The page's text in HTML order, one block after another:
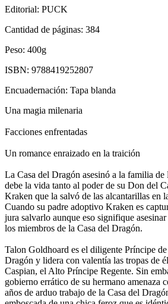
Editorial: PUCK
Cantidad de páginas: 384
Peso: 400g
ISBN: 9788419252807
Encuadernación: Tapa blanda
Una magia milenaria
Facciones enfrentadas
Un romance enraizado en la traición
La Casa del Dragón asesinó a la familia
debe la vida tanto al poder de su Don del
Kraken que la salvó de las alcantarillas en
Cuando su padre adoptivo Kraken es
jura salvarlo aunque eso signifique
los miembros de la Casa del Dragón.
Talon Goldhoard es el diligente Príncipe
Dragón y lidera con valentía las tropas de
Caspian, el Alto Príncipe Regente. Sin
gobierno errático de su hermano amenaza
años de arduo trabajo de la Casa del